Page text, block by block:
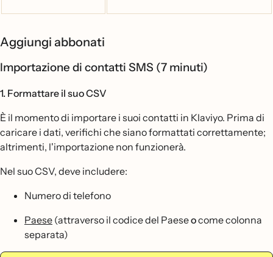
Aggiungi abbonati
Importazione di contatti SMS (7 minuti)
1. Formattare il suo CSV
È il momento di importare i suoi contatti in Klaviyo. Prima di
caricare i dati, verifichi che siano formattati correttamente;
altrimenti, l'importazione non funzionerà.
Nel suo CSV, deve includere:
Numero di telefono
Paese (attraverso il codice del Paeseocome colonna
separata)